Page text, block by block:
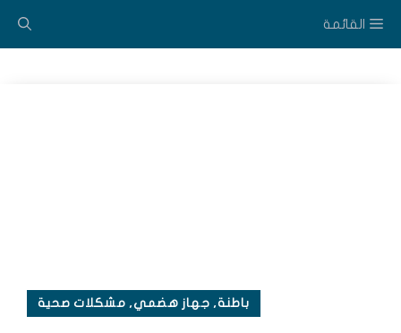
القائمة
باطنة, جهاز هضمي , مشكلات صحية